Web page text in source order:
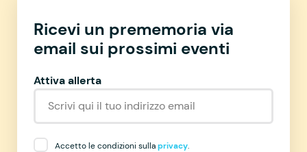
Ricevi un prememoria via
email sui prossimi eventi
Attiva allerta
Accetto le condizioni sullaprivacy.